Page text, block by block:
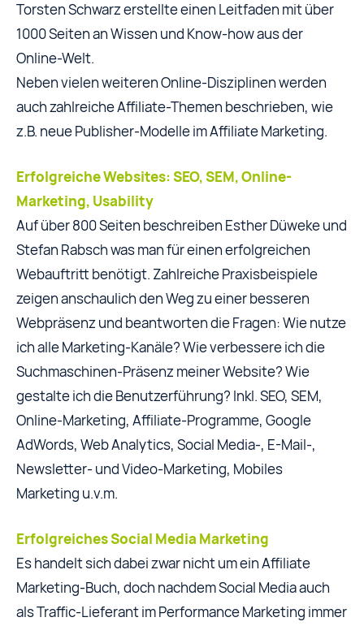
Torsten Schwarz erstellte einen Leitfaden mit über
1000 Seiten an Wissen und Know-how aus der
Online-Welt.
Neben vielen weiteren Online-Disziplinen werden
auch zahlreiche Affiliate-Themen beschrieben, wie
z.B. neue Publisher-Modelle im Affiliate Marketing.
Erfolgreiche Websites: SEO, SEM, Online-
Marketing, Usability
Auf über 800 Seiten beschreiben Esther Düweke und
Stefan Rabsch was man für einen erfolgreichen
Webauftritt benötigt. Zahlreiche Praxisbeispiele
zeigen anschaulich den Weg zu einer besseren
Webpräsenz und beantworten die Fragen: Wie nutze
ich alle Marketing-Kanäle? Wie verbessere ich die
Suchmaschinen-Präsenz meiner Website? Wie
gestalte ich die Benutzerführung? Inkl. SEO, SEM,
Online-Marketing, Affiliate-Programme, Google
AdWords, Web Analytics, Social Media-, E-Mail-,
Newsletter- und Video-Marketing, Mobiles
Marketing u.v.m.
Erfolgreiches Social Media Marketing
Es handelt sich dabei zwar nicht um ein Affiliate
Marketing-Buch, doch nachdem Social Media auch
als Traffic-Lieferant im Performance Marketing immer